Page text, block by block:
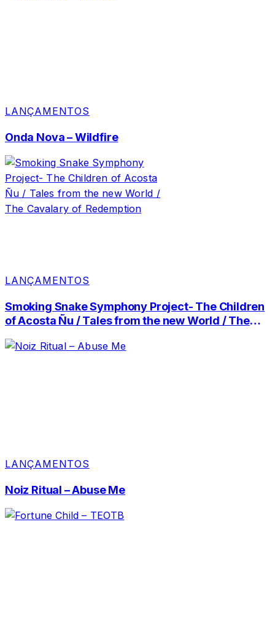
LANÇAMENTOS
Onda Nova – Wildfire
LANÇAMENTOS
Smoking Snake Symphony Project- The Children
of Acosta Ñu / Tales from the new World / The
LANÇAMENTOS
Noiz Ritual – Abuse Me